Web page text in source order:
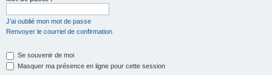
J’ai oublié mon mot de passe
Renvoyer le courriel de confirmation
Se souvenir de moi
Masquer ma présence en ligne pour cette session